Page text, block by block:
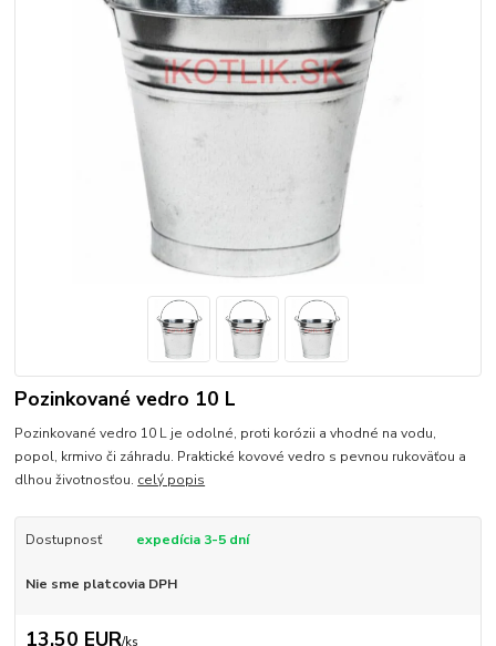
Pozinkované vedro 10 L
Pozinkované vedro 10 L je odolné, proti korózii a vhodné na vodu,
popol, krmivo či záhradu. Praktické kovové vedro s pevnou rukoväťou a
dlhou životnosťou. celý popis
Dostupnosť expedícia 3-5 dní
Nie sme platcovia DPH
13,50 EUR/ks